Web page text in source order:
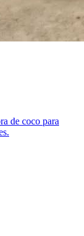
de coco para